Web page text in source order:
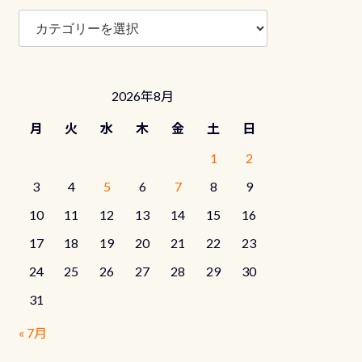
ブ
グ
2026年8月
月 火 水 木 金 土
日
1
2
3
4 5 6 7 8
9
10
11 12 13 14 15
16
17
18 19 20 21 22
23
24
25 26 27 28 29
30
31
« 7月